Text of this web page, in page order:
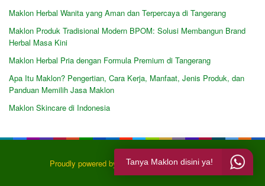
Maklon Herbal Wanita yang Aman dan Terpercaya di Tangerang
Maklon Produk Tradisional Modern BPOM: Solusi Membangun Brand
Herbal Masa Kini
Maklon Herbal Pria dengan Formula Premium di Tangerang
Apa Itu Maklon? Pengertian, Cara Kerja, Manfaat, Jenis Produk, dan
Panduan Memilih Jasa Maklon
Maklon Skincare di Indonesia
Proudly powered by Jasa Maklon Harvest Group
Tanya Maklon disini ya!